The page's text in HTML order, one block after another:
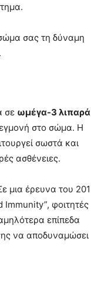
σας τη δύναμη
.
σε ωμέγα-3 λιπαρά
στο σώμα. Η
σωστά και
ασθένειες.
μια έρευνα του
Immunity”, φοιτητές
επίπεδα
να αποδυναμώσει